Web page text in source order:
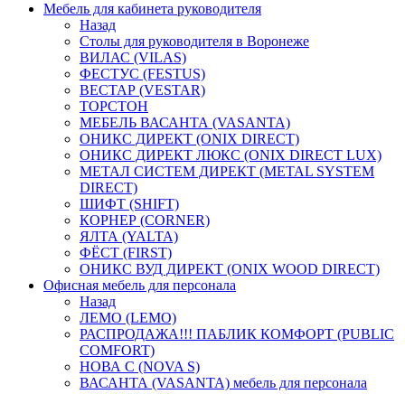
Мебель для кабинета руководителя
Назад
Столы для руководителя в Воронеже
ВИЛАС (VILAS)
ФЕСТУС (FESTUS)
ВЕСТАР (VESTAR)
ТОРСТОН
МЕБЕЛЬ ВАСАНТА (VASANTA)
ОНИКС ДИРЕКТ (ONIX DIRECT)
ОНИКС ДИРЕКТ ЛЮКС (ONIX DIRECT LUX)
МЕТАЛ СИСТЕМ ДИРЕКТ (METAL SYSTEM
DIRECT)
ШИФТ (SHIFT)
КОРНЕР (CORNER)
ЯЛТА (YALTA)
ФЁСТ (FIRST)
ОНИКС ВУД ДИРЕКТ (ONIX WOOD DIRECT)
Офисная мебель для персонала
Назад
ЛЕМО (LEMO)
РАСПРОДАЖА!!! ПАБЛИК КОМФОРТ (PUBLIC
COMFORT)
НОВА С (NOVA S)
ВАСАНТА (VASANTA) мебель для персонала